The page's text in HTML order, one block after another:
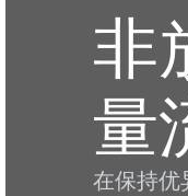
非
量
在保持优